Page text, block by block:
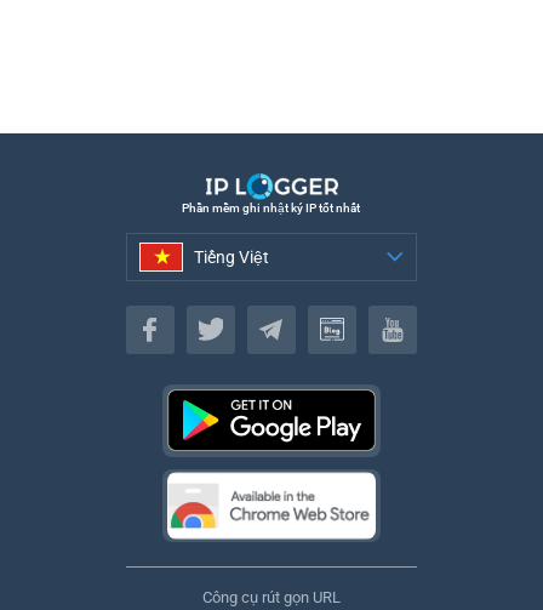
Phần mềm ghi nhật ký IP tốt nhất
Tiếng Việt
Tiếng Việt
Công cụ rút gọn URL